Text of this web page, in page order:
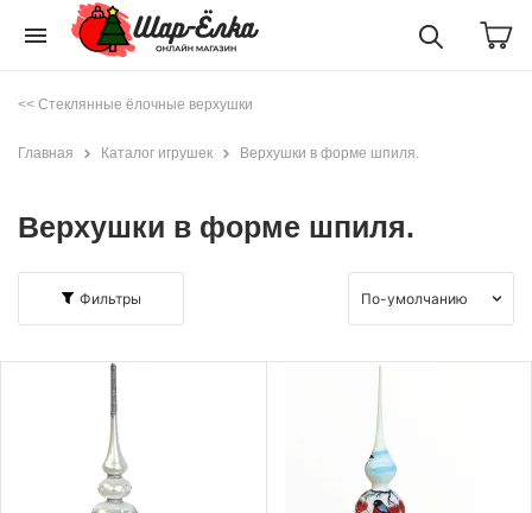
menu
<< Стеклянные ёлочные верхушки
Главная Каталог игрушек Верхушки в форме шпиля.
Верхушки в форме шпиля.
Фильтры